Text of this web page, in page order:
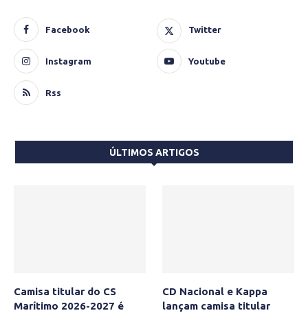
Facebook Twitter
Instagram Youtube
Rss
ÚLTIMOS ARTIGOS
Camisa titular do CS
Marítimo 2026-2027 é
CD Nacional e Kappa
lançam camisa titular